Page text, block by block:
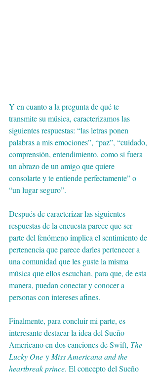
Y en cuanto a la pregunta de qué te
transmite su música, caracterizamos las
siguientes respuestas: “las letras ponen
palabras a mis emociones”, “paz”, “cuidado,
comprensión, entendimiento, como si fuera
un abrazo de un amigo que quiere
consolarte y te entiende perfectamente” o
“un lugar seguro”.
Después de caracterizar las siguientes
respuestas de la encuesta parece que ser
parte del fenómeno implica el sentimiento de
pertenencia que parece darles pertenecer a
una comunidad que les guste la misma
música que ellos escuchan, para que, de esta
manera, puedan conectar y conocer a
personas con intereses afines.
Finalmente, para concluir mi parte, es
interesante destacar la idea del Sueño
Americano en dos canciones de Swift, The
Lucky One y Miss Americana and the
heartbreak prince. El concepto del Sueño